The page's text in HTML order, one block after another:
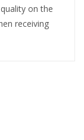
on the
receiving